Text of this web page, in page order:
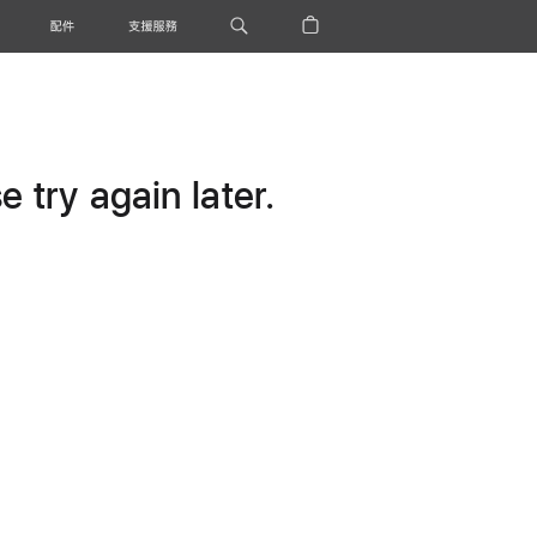
配件 支援服務
try again later.